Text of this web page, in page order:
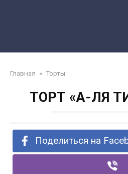
Главная » Торты
ТОРТ «А-ЛЯ
Поделиться на